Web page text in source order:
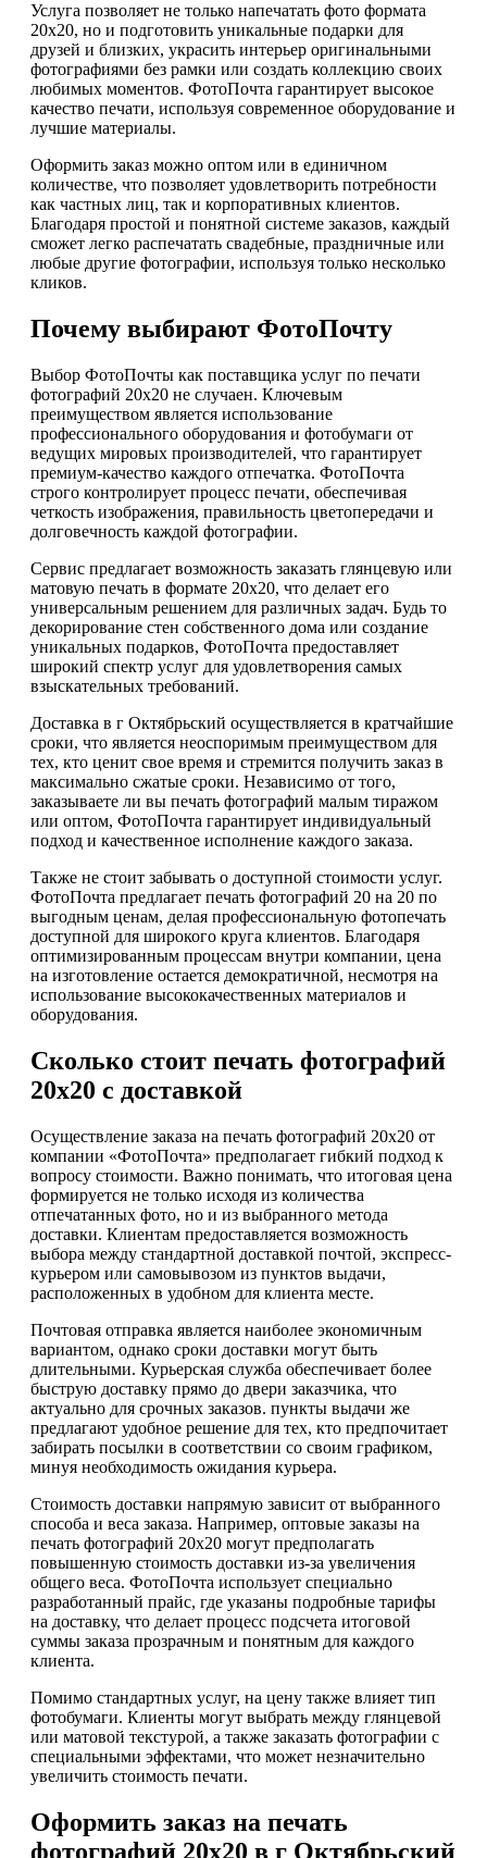
Услуга позволяет не только напечатать фото формата
20х20, но и подготовить уникальные подарки для
друзей и близких, украсить интерьер оригинальными
фотографиями без рамки или создать коллекцию своих
любимых моментов. ФотоПочта гарантирует высокое
качество печати, используя современное оборудование и
лучшие материалы.
Оформить заказ можно оптом или в единичном
количестве, что позволяет удовлетворить потребности
как частных лиц, так и корпоративных клиентов.
Благодаря простой и понятной системе заказов, каждый
сможет легко распечатать свадебные, праздничные или
любые другие фотографии, используя только несколько
кликов.
Почему выбирают ФотоПочту
Выбор ФотоПочты как поставщика услуг по печати
фотографий 20х20 не случаен. Ключевым
преимуществом является использование
профессионального оборудования и фотобумаги от
ведущих мировых производителей, что гарантирует
премиум-качество каждого отпечатка. ФотоПочта
строго контролирует процесс печати, обеспечивая
четкость изображения, правильность цветопередачи и
долговечность каждой фотографии.
Сервис предлагает возможность заказать глянцевую или
матовую печать в формате 20х20, что делает его
универсальным решением для различных задач. Будь то
декорирование стен собственного дома или создание
уникальных подарков, ФотоПочта предоставляет
широкий спектр услуг для удовлетворения самых
взыскательных требований.
Доставка в г Октябрьский осуществляется в кратчайшие
сроки, что является неоспоримым преимуществом для
тех, кто ценит свое время и стремится получить заказ в
максимально сжатые сроки. Независимо от того,
заказываете ли вы печать фотографий малым тиражом
или оптом, ФотоПочта гарантирует индивидуальный
подход и качественное исполнение каждого заказа.
Также не стоит забывать о доступной стоимости услуг.
ФотоПочта предлагает печать фотографий 20 на 20 по
выгодным ценам, делая профессиональную фотопечать
доступной для широкого круга клиентов. Благодаря
оптимизированным процессам внутри компании, цена
на изготовление остается демократичной, несмотря на
использование высококачественных материалов и
оборудования.
Сколько стоит печать фотографий
20х20 с доставкой
Осуществление заказа на печать фотографий 20х20 от
компании «ФотоПочта» предполагает гибкий подход к
вопросу стоимости. Важно понимать, что итоговая цена
формируется не только исходя из количества
отпечатанных фото, но и из выбранного метода
доставки. Клиентам предоставляется возможность
выбора между стандартной доставкой почтой, экспресс-
курьером или самовывозом из пунктов выдачи,
расположенных в удобном для клиента месте.
Почтовая отправка является наиболее экономичным
вариантом, однако сроки доставки могут быть
длительными. Курьерская служба обеспечивает более
быструю доставку прямо до двери заказчика, что
актуально для срочных заказов. пункты выдачи же
предлагают удобное решение для тех, кто предпочитает
забирать посылки в соответствии со своим графиком,
минуя необходимость ожидания курьера.
Стоимость доставки напрямую зависит от выбранного
способа и веса заказа. Например, оптовые заказы на
печать фотографий 20х20 могут предполагать
повышенную стоимость доставки из-за увеличения
общего веса. ФотоПочта использует специально
разработанный прайс, где указаны подробные тарифы
на доставку, что делает процесс подсчета итоговой
суммы заказа прозрачным и понятным для каждого
клиента.
Помимо стандартных услуг, на цену также влияет тип
фотобумаги. Клиенты могут выбрать между глянцевой
или матовой текстурой, а также заказать фотографии с
специальными эффектами, что может незначительно
увеличить стоимость печати.
Оформить заказ на печать
фотографий 20х20 в г Октябрьский